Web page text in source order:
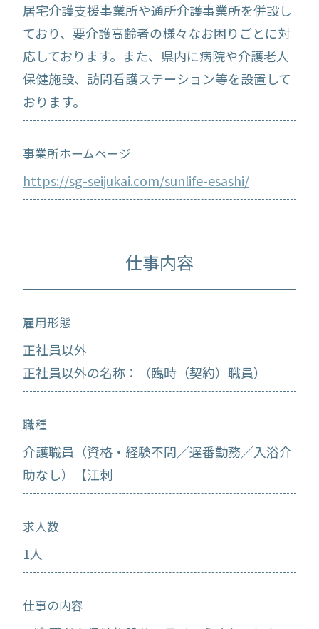
居宅介護支援事業所や通所介護事業所を併設し
ており、要介護高齢者の様々なお困りごとに対
応しております。また、県内に病院や介護老人
保健施設、訪問看護ステーション等を設置して
おります。
事業所ホームページ
https://sg-seijukai.com/sunlife-esashi/
仕事内容
雇用形態
正社員以外
正社員以外の名称：（臨時（契約）職員）
職種
介護職員（資格・経験不問／遅番勤務／入浴介
助なし）【江刺
求人数
1人
仕事の内容